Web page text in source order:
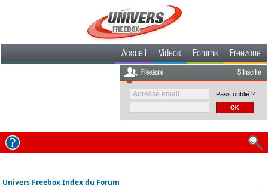
Accueil Videos Forums Freezone
Freezone S'inscrire
Pass oublié ?
Univers Freebox Index du Forum